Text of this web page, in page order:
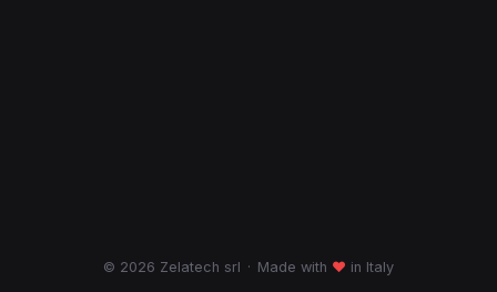
© 2026 Zelatech srl · Made with ♥ in Italy